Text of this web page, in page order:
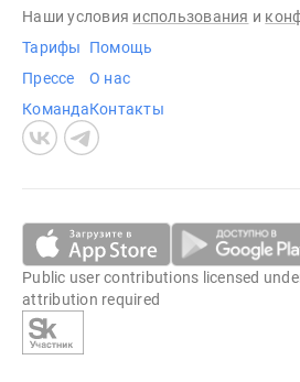
Наши условия использования и
Тарифы
Прессе
Команда
Помощь
О нас
Контакты
Public user contributions licensed
attribution required